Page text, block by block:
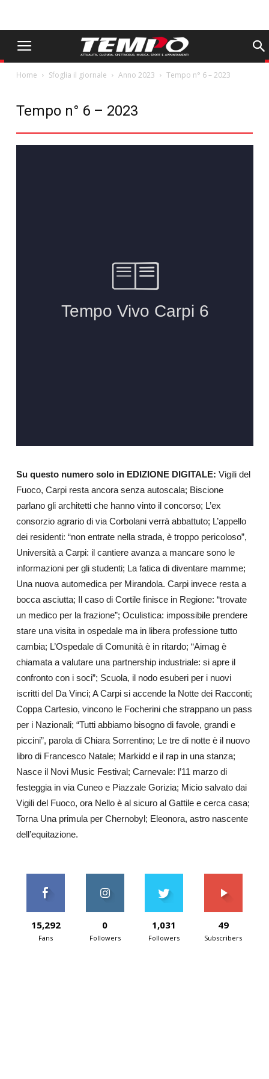
Home Sfoglia il giornale Anno 2023 Tempo n° 6 – 2023
Tempo n° 6 – 2023
Su questo numero solo in EDIZIONE DIGITALE: Vigili del
Fuoco, Carpi resta ancora senza autoscala; Biscione
parlano gli architetti che hanno vinto il concorso; L’ex
consorzio agrario di via Corbolani verrà abbattuto; L’appello
dei residenti: “non entrate nella strada, è troppo pericoloso”,
Università a Carpi: il cantiere avanza a mancare sono le
informazioni per gli studenti; La fatica di diventare mamme;
Una nuova automedica per Mirandola. Carpi invece resta a
bocca asciutta; Il caso di Cortile finisce in Regione: “trovate
un medico per la frazione”; Oculistica: impossibile prendere
stare una visita in ospedale ma in libera professione tutto
cambia; L’Ospedale di Comunità è in ritardo; “Aimag è
chiamata a valutare una partnership industriale: si apre il
confronto con i soci”; Scuola, il nodo esuberi per i nuovi
iscritti del Da Vinci; A Carpi si accende la Notte dei Racconti;
Coppa Cartesio, vincono le Focherini che strappano un pass
per i Nazionali; “Tutti abbiamo bisogno di favole, grandi e
piccini”, parola di Chiara Sorrentino; Le tre di notte è il nuovo
libro di Francesco Natale; Markidd e il rap in una stanza;
Nasce il Novi Music Festival; Carnevale: l’11 marzo di
festeggia in via Cuneo e Piazzale Gorizia; Micio salvato dai
Vigili del Fuoco, ora Nello è al sicuro al Gattile e cerca casa;
Torna Una primula per Chernobyl; Eleonora, astro nascente
dell’equitazione.
15,292
Fans
0
Followers
1,031
Followers
49
Subscribers